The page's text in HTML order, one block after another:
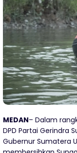
MEDAN– Dalam
DPD Partai Gerindra
Gubernur Sumatera